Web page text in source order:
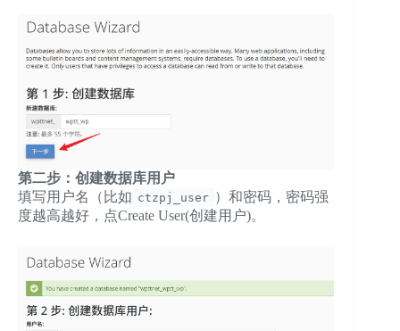
第二步：创建数据库用户
填写用户名（比如 ctzpj_user ）和密码，密码强
度越高越好，点Create User(创建用户)。